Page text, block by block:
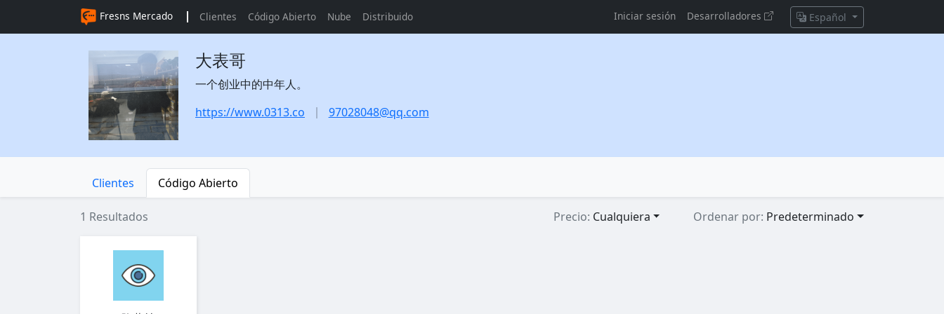
Fresns Mercado Clientes Código Abierto Nube Distribuido Iniciar sesión Desarrolladores Español
大表哥
一个创业中的中年人。
https://www.0313.co
97028048@qq.com
Clientes Código Abierto
1 Resultados Precio: Cualquiera Ordenar por: Predeterminado